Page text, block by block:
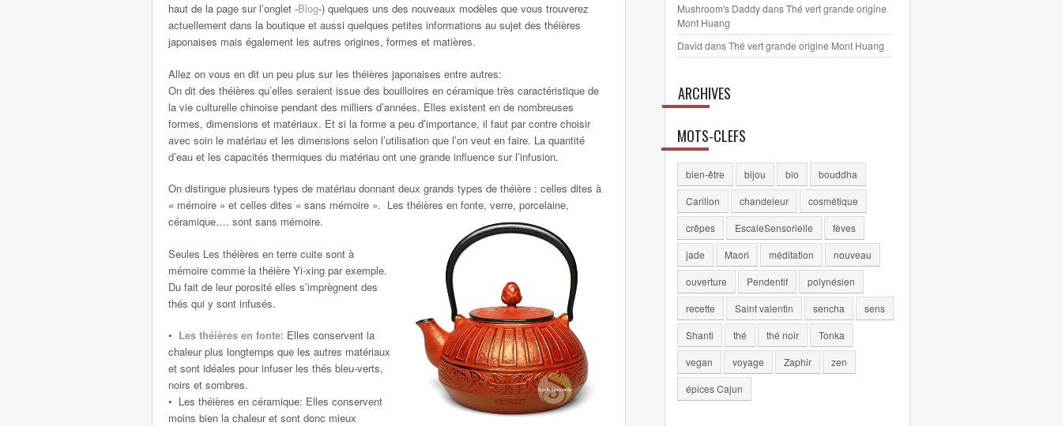
haut de la page sur l’onglet -Blog-) quelques uns des nouveaux modèles que vous trouverez
actuellement dans la boutique et aussi quelques petites informations au sujet des théières
japonaises mais également les autres origines, formes et matières.
Allez on vous en dit un peu plus sur les théières japonaises entre autres:
On dit des théières qu’elles seraient issue des bouilloires en céramique très caractéristique de
la vie culturelle chinoise pendant des milliers d’années. Elles existent en de nombreuses
formes, dimensions et matériaux. Et si la forme a peu d’importance, il faut par contre choisir
avec soin le matériau et les dimensions selon l’utilisation que l’on veut en faire. La quantité
d’eau et les capacités thermiques du matériau ont une grande influence sur l’infusion.
On distingue plusieurs types de matériau donnant deux grands types de théière : celles dites à
« mémoire » et celles dites « sans mémoire ». Les théières en fonte, verre, porcelaine,
céramique…. sont sans mémoire.
Seules Les théières en terre cuite sont à
mémoire comme la théière Yi-xing par exemple.
Du fait de leur porosité elles s’imprègnent des
thés qui y sont infusés.
• Les théières en fonte: Elles conservent la
chaleur plus longtemps que les autres matériaux
et sont idéales pour infuser les thés bleu-verts,
noirs et sombres.
• Les théières en céramique: Elles conservent
moins bien la chaleur et sont donc mieux
Mushroom's DaddydansThé vert grande origine
Mont Huang
David dansThé vert grande origine Mont Huang
ARCHIVES
MOTS-CLEFS
bien-être bijou bio
bouddha
Carillon
chandeleur
cosmétique
crêpes
EscaleSensorielle
fèves
jade
Maori méditation
nouveau
ouverture
Pendentif
polynésien
recette
Saint valentin sencha
sens
Shanti
thé thé noir
Tonka
vegan
voyage Zaphir
zen
épices Cajun